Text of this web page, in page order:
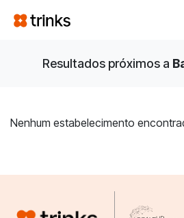
Resultados próximos a
Nenhum estabelecimento